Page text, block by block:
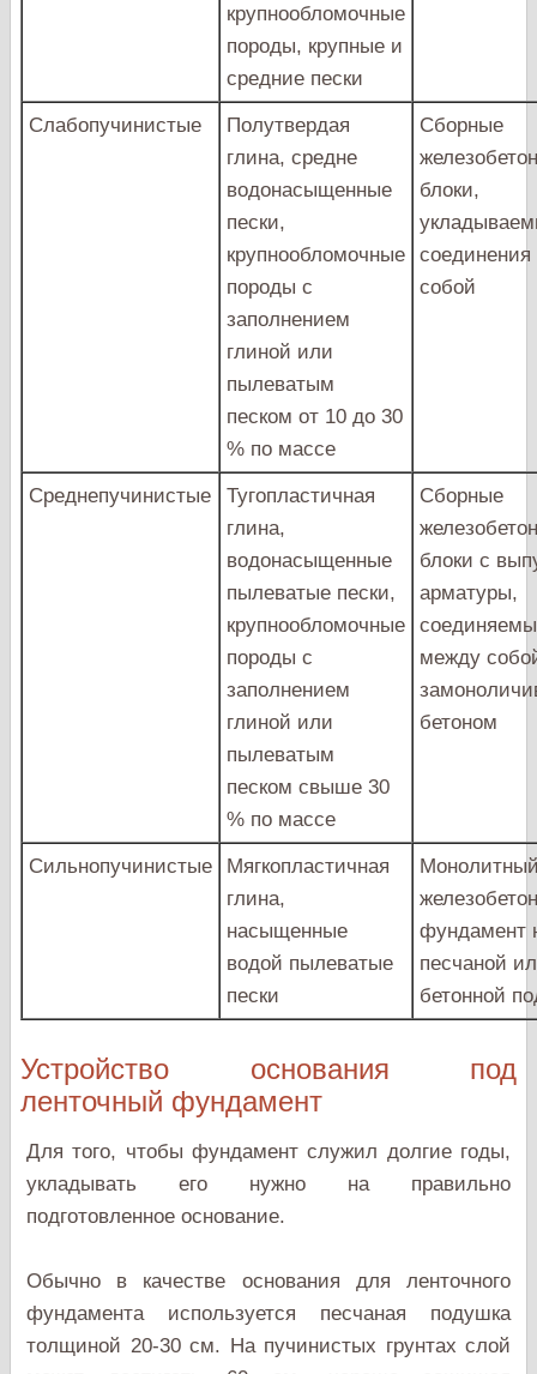
крупнообломочные
породы, крупные и
средние пески
Слабопучинистые
Полутвердая
глина, средне
водонасыщенные
пески,
крупнообломочные
породы с
заполнением
глиной или
пылеватым
песком от 10 до 30
% по массе
Сборные
блоки,
собой
Среднепучинистые
Тугопластичная
глина,
водонасыщенные
пылеватые пески,
крупнообломочные
породы с
заполнением
глиной или
пылеватым
песком свыше 30
% по массе
Сборные
блоки с
арматуры,
между
бетоном
Сильнопучинистые
Мягкопластичная
глина,
насыщенные
водой пылеватые
пески
фундамент
песчаной
бетонной
Устройство основания под
ленточный фундамент
Для того, чтобы фундамент служил долгие годы,
укладывать его нужно на правильно
подготовленное основание.
Обычно в качестве основания для ленточного
фундамента используется песчаная подушка
толщиной 20-30 см. На пучинистых грунтах слой